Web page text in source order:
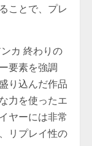
ことで、プレ
カ 終わりの
要素を強調
り込んだ作品
力を使ったエ
ヤーには非常
リプレイ性の